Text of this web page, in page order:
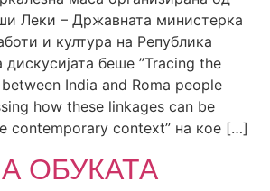
Леки – Државната министерка
и култура на Република
дискусијата беше ”Tracing the
India and Roma people
how these linkages can be
contemporary context” на кое […]
ОБУКАТА